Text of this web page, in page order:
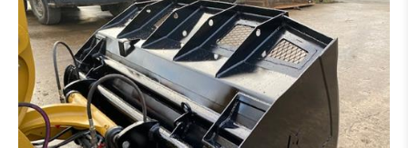
RIPPER
ADAPTATEUR
PNEUS / JANTE